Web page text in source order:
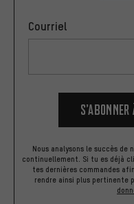
Courriel
Nous analysons le succès
continuellement. Si tu es déjà
tes dernières commandes
rendre ainsi plus pertinente